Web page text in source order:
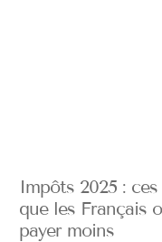
Impôts 2025 :
que les Français
payer moins